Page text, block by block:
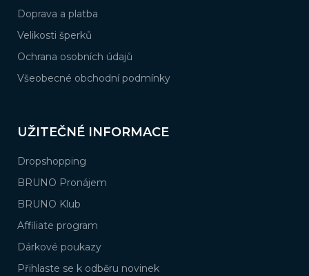
Doprava a platba
Velikosti šperků
Ochrana osobních údajů
Všeobecné obchodní podmínky
UŽITEČNÉ INFORMACE
Dropshopping
BRUNO Pronájem
BRUNO Klub
Affiliate program
Dárkové poukazy
Přihlaste se k odběru novinek